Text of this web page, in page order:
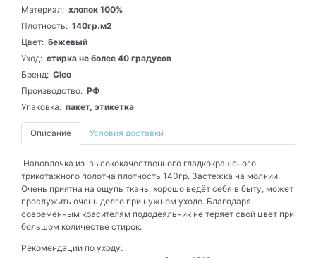
Материал: хлопок 100%
Плотность: 140гр.м2
Цвет: бежевый
Уход: стирка не более 40 градусов
Бренд: Cleo
Производство: РФ
Упаковка: пакет, этикетка
Описание Условия доставки
Навовлочка из высококачественного гладкокрашеного
трикотажного полотна плотность 140гр. Застежка на молнии.
Очень приятна на ощупь ткань, хорошо ведёт себя в быту, может
прослужить очень долго при нужном уходе. Благодаря
современным красителям пододеяльник не теряет свой цвет при
большом количестве стирок.
Рекомендации по уходу: